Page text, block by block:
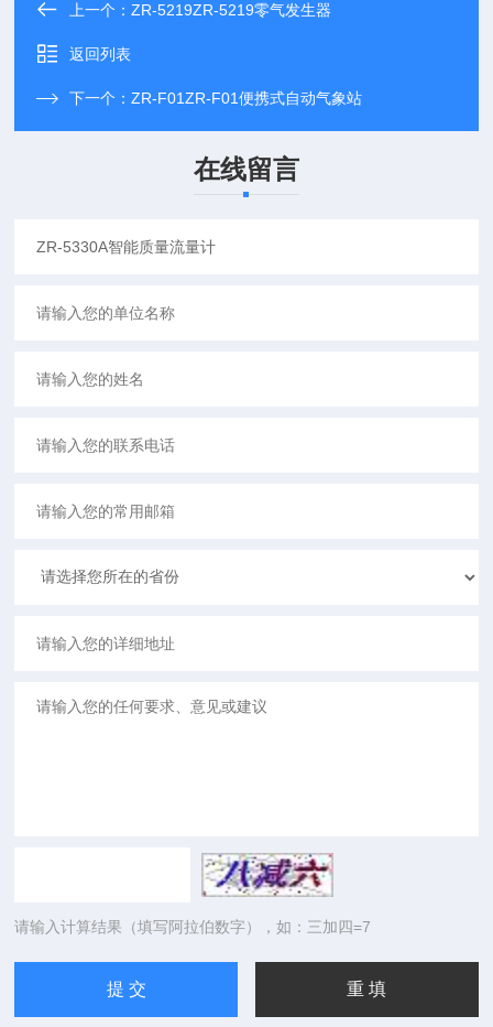
上一个：ZR-5219ZR-5219零气发生器
返回列表
下一个：ZR-F01ZR-F01便携式自动气象站
在线留言
请输入计算结果（填写阿拉伯数字），如：三加四=7